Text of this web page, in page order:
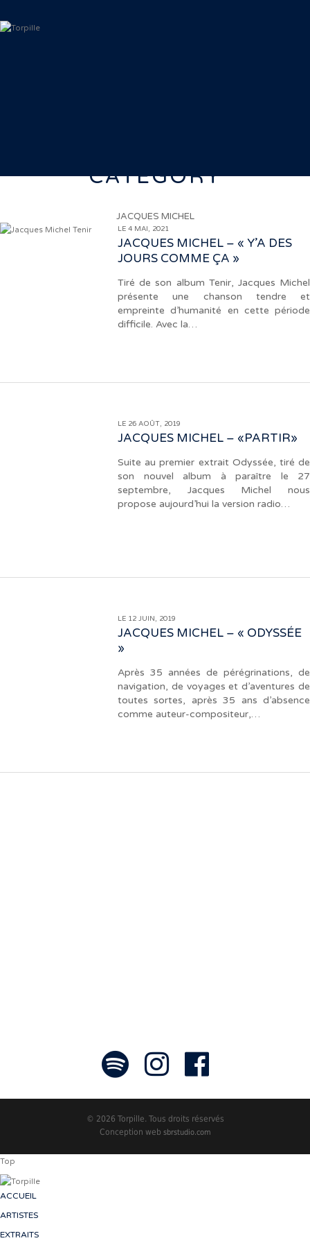
CATEGORY
JACQUES MICHEL
LE 4 MAI, 2021
JACQUES MICHEL – « Y’A DES
JOURS COMME ÇA »
Tiré de son album Tenir, Jacques Michel
présente une chanson tendre et
empreinte d’humanité en cette période
difficile. Avec la…
LE 26 AOÛT, 2019
JACQUES MICHEL – «PARTIR»
Suite au premier extrait Odyssée, tiré de
son nouvel album à paraître le 27
septembre, Jacques Michel nous
propose aujourd’hui la version radio…
LE 12 JUIN, 2019
JACQUES MICHEL – « ODYSSÉE
»
Après 35 années de pérégrinations, de
navigation, de voyages et d’aventures de
toutes sortes, après 35 ans d’absence
comme auteur-compositeur,…
© 2026 Torpille. Tous droits réservés
Conception web sbrstudio.com
Top
ACCUEIL
ARTISTES
EXTRAITS